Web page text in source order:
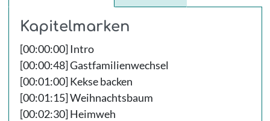
Kapitelmarken
[00:00:00] Intro
[00:00:48] Gastfamilienwechsel
[00:01:00] Kekse backen
[00:01:15] Weihnachtsbaum
[00:02:30] Heimweh